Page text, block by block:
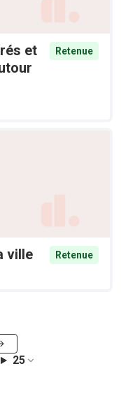
et
Retenue
ville
Retenue
25